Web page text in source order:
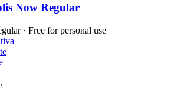
Now Regular
· Free for personal use